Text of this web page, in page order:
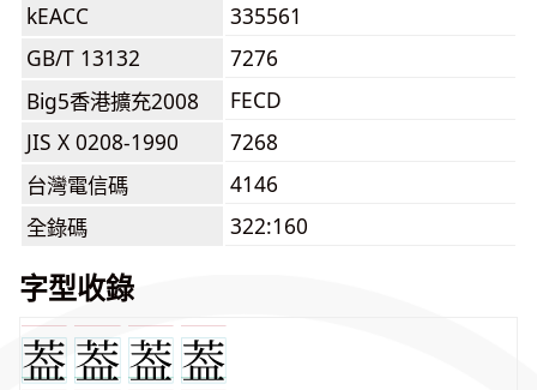
kEACC
335561
GB/T 13132
7276
Big5香港擴充2008
FECD
JIS X 0208-1990
7268
台灣電信碼
4146
全錄碼
322:160
字型收錄